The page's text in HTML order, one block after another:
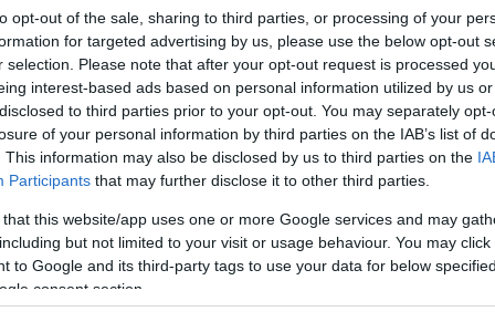
opt-out of the sale, sharing to third parties, or processing of your
for targeted advertising by us, please use the below opt-out
selection. Please note that after your opt-out request is processed
interest-based ads based on personal information utilized by us
to third parties prior to your opt-out. You may separately
of your personal information by third parties on the IAB’s list of
This information may also be disclosed by us to third parties on the
Participants that may further disclose it to other third parties.
that this website/app uses one or more Google services and may
but not limited to your visit or usage behaviour. You may
to Google and its third-party tags to use your data for below
consent section.
anti-witwasregelgeving , onwettige
van terrorisme.
systeem onder druk
breed scala aan debatten onder financiële experts.
China, proberen de controle te behouden over hun
digitale innovaties erkennen. Stablecoins, die zijn
het huidige bancaire systeem ondermijnen. Dit
deEuropese Centrale Bank.